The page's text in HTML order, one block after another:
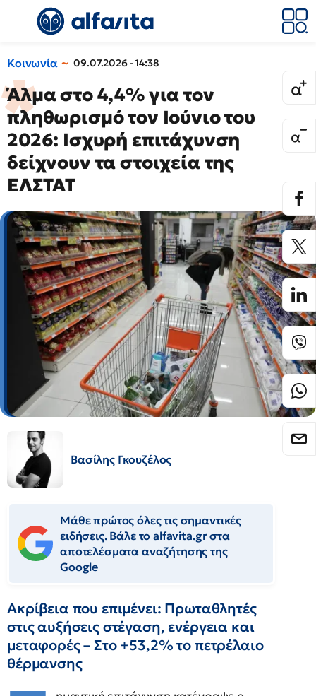
Κοινωνία 09.07.2026 - 14:38
Άλμα στο 4,4% για τον
πληθωρισμό τον Ιούνιο του
2026: Ισχυρή επιτάχυνση
δείχνουν τα στοιχεία της
ΕΛΣΤΑΤ
Βασίλης Γκουζέλος
Μάθε πρώτος όλες τις σημαντικές
ειδήσεις. Βάλε το alfavita.gr στα
αποτελέσματα αναζήτησης της
Google
Ακρίβεια που επιμένει: Πρωταθλητές
στις αυξήσεις στέγαση, ενέργεια και
μεταφορές – Στο +53,2% το πετρέλαιο
θέρμανσης